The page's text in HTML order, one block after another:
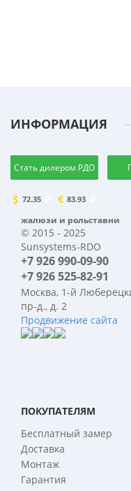
ИНФОРМАЦИЯ
Стать дилером РДО
72.35 83.93
жалюзи и рольставни
© 2015 - 2025
Sunsystems-RDO
+7 926 990-09-90
+7 926 525-82-91
Москва, 1-й
пр-д., д. 2
Продвижение сайта
ПОКУПАТЕЛЯМ
Бесплатный замер
Доставка
Монтаж
Гарантия